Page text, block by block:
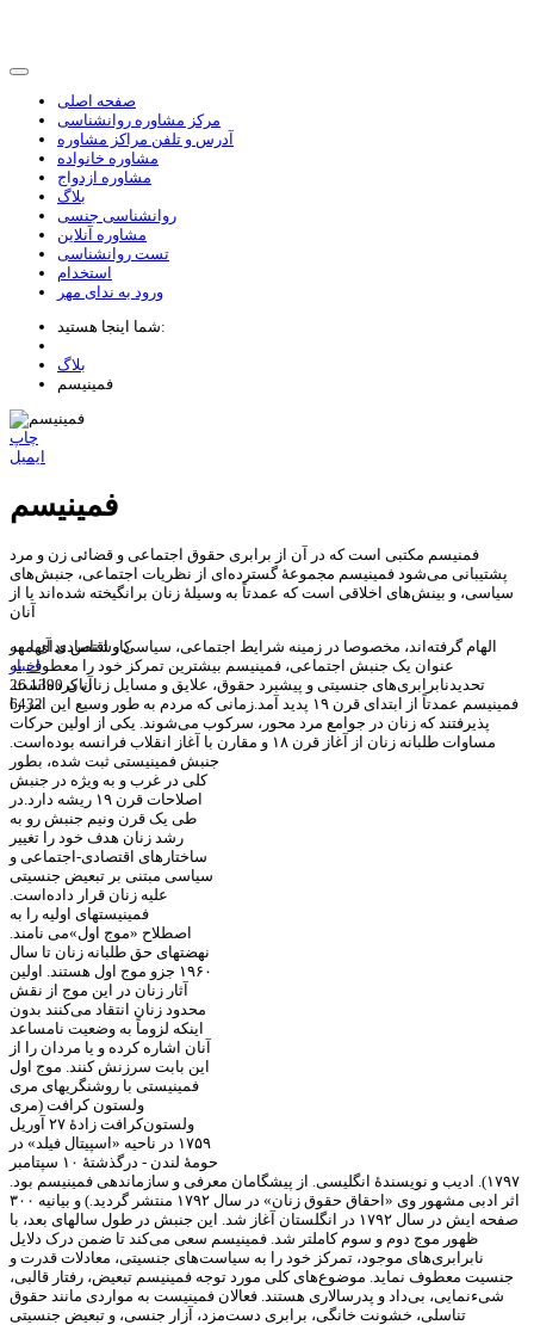
صفحه اصلی
مرکز مشاوره روانشناسی
آدرس و تلفن مراکز مشاوره
مشاوره خانواده
مشاوره ازدواج
بلاگ
روانشناسی جنسی
مشاوره آنلاین
تست روانشناسی
استخدام
ورود به ندای مهر
شما اینجا هستید:
بلاگ
فمینیسم
چاپ
ایمیل
فمینیسم
فمنیسم مکتبی است که در آن از برابری حقوق اجتماعی و قضائی زن و مرد
پشتیبانی می‌شود فمینیسم مجموعهٔ گسترده‌ای از نظریات اجتماعی، جنبش‌های
سیاسی، و بینش‌های اخلاقی است که عمدتاً به وسیلهٔ زنان برانگیخته شده‌اند یا از
آنان
کارشناس ندای مهر
اخبار
26 آبان 1390
6432
الهام گرفته‌اند، مخصوصا در زمینه شرایط اجتماعی، سیاسی و اقتصادی آنها. به
عنوان یک جنبش اجتماعی، فمینیسم بیشترین تمرکز خود را معطوف به
تحدیدنابرابری‌های جنسیتی و پیشبرد حقوق، علایق و مسایل زنان کرده‌است.
فمینیسم عمدتاً از ابتدای قرن ۱۹ پدید آمد.زمانی که مردم به طور وسیع این امر را
پذیرفتند که زنان در جوامع مرد محور، سرکوب می‌شوند. یکی از اولین حرکات
مساوات طلبانه زنان از آغاز قرن ۱۸ و مقارن با آغاز انقلاب فرانسه بوده‌است.
جنبش فمینیستی ثبت شده، بطور
کلی در غرب و به ویژه در جنبش
اصلاحات قرن ۱۹ ریشه دارد.در
طی یک قرن ونیم جنبش رو به
رشد زنان هدف خود را تغییر
ساختارهای اقتصادی-اجتماعی و
سیاسی مبتنی بر تبعیض جنسیتی
علیه زنان قرار داده‌است.
فمینیستهای اولیه را به
اصطلاح «موج اول»می نامند.
نهضتهای حق طلبانه زنان تا سال
۱۹۶۰ جزو موج اول هستند. اولین
آثار زنان در این موج از نقش
محدود زنان انتقاد می‌کنند بدون
اینکه لزوماً به وضعیت نامساعد
آنان اشاره کرده و یا مردان را از
این بابت سرزنش کنند. موج اول
فمینیستی با روشنگریهای مری
ولستون کرافت (مری
ولستون‌کرافت زادهٔ ۲۷ آوریل
۱۷۵۹ در ناحیه «اسپیتال فیلد» در
حومهٔ لندن - درگذشتهٔ ۱۰ سپتامبر
۱۷۹۷). ادیب و نویسندهٔ انگلیسی. از پیشگامان معرفی و سازماندهی فمینیسم بود.
اثر ادبی مشهور وی «احقاق حقوق زنان» در سال ۱۷۹۲ منتشر گردید.) و بیانیه ۳۰۰
صفحه ایش در سال ۱۷۹۲ در انگلستان آغاز شد. این جنبش در طول سالهای بعد، با
ظهور موج دوم و سوم کاملتر شد. فمینیسم سعی می‌کند تا ضمن درک دلایل
نابرابری‌های موجود، تمرکز خود را به سیاست‌های جنسیتی، معادلات قدرت و
جنسیت معطوف نماید. موضوع‌های کلی مورد توجه فمینیسم تبعیض، رفتار قالبی،
شیء‌نمایی، بی‌داد و پدرسالاری هستند. فعالان فمینیست به مواردی مانند حقوق
تناسلی، خشونت خانگی، برابری دست‌مزد، آزار جنسی، و تبعیض جنسیتی